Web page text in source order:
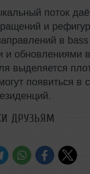
поток
и
в
и обновлениями в
выделяется
появиться в
ДРУЗЬЯМ